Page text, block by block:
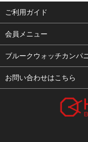
ご利用ガイド
よくある質問
支払い・送料
修理依頼
会員メニュー
ログイン
お気に入り
ブルークウォッチカンパ
会社概要
お問い合わせはこちら